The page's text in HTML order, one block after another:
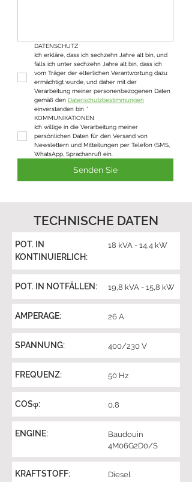
DATENSCHUTZ
Ich erkläre, dass ich sechzehn Jahre alt bin, und
falls ich unter sechzehn Jahre alt bin, dass ich
vom Träger der elterlichen Verantwortung dazu
ermächtigt wurde, und daher mit der
Verarbeitung meiner personenbezogenen Daten
gemäß den Datenschutzbestimmungen
einverstanden bin *
KOMMUNIKATIONEN
Ich willige in die Verarbeitung meiner
persönlichen Daten für den Versand von
Newslettern und Mitteilungen per Telefon (SMS,
WhatsApp, Sprachanruf) ein.
Senden Sie
TECHNISCHE DATEN
POT. IN
KONTINUIERLICH:
18 kVA - 14,4 kW
POT. IN NOTFÄLLEN: 19,8 kVA - 15,8 kW
AMPERAGE: 26 A
SPANNUNG: 400/230 V
FREQUENZ: 50 Hz
COSφ: 0,8
ENGINE:
Baudouin
4M06G2D0/S
KRAFTSTOFF: Diesel